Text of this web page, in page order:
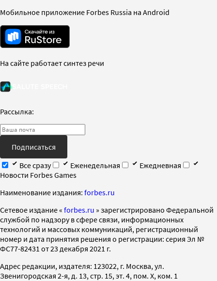
Мобильное приложение Forbes Russia на Android
На сайте работает синтез речи
Рассылка:
Подписаться
Все сразу
Еженедельная
Ежедневная
Новости Forbes Games
Наименование издания: forbes.ru
Cетевое издание « forbes.ru » зарегистрировано Федеральной
службой по надзору в сфере связи, информационных
технологий и массовых коммуникаций, регистрационный
номер и дата принятия решения о регистрации: серия Эл №
ФС77-82431 от 23 декабря 2021 г.
Адрес редакции, издателя: 123022, г. Москва, ул.
Звенигородская 2-я, д. 13, стр. 15, эт. 4, пом. X, ком. 1